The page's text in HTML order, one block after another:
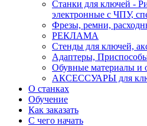
Станки для ключей -
электронные с ЧПУ,
Фрезы, ремни,
РЕКЛАМА
Стенды для ключей,
Адаптеры,
Обувные материалы и
АКСЕССУАРЫ для
О станках
Обучение
Как заказать
С чего начать